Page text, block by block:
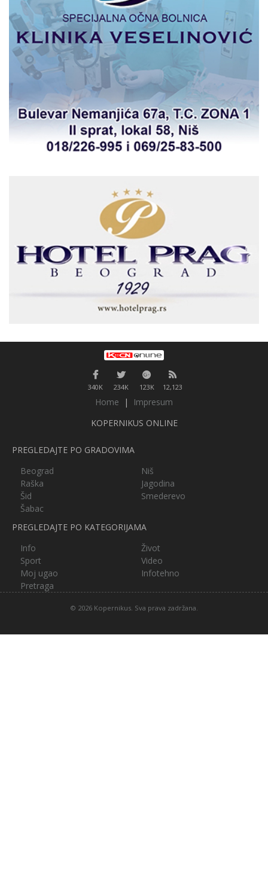
340K 234K 123K 12,123
Home |
Impresum
KOPERNIKUS ONLINE
PREGLEDAJTE PO GRADOVIMA
Beograd
Niš
Raška
Jagodina
Šid
Smederevo
Šabac
PREGLEDAJTE PO KATEGORIJAMA
Info
Život
Sport
Video
Moj ugao
Infotehno
Pretraga
© 2026 Kopernikus. Sva prava zadržana.